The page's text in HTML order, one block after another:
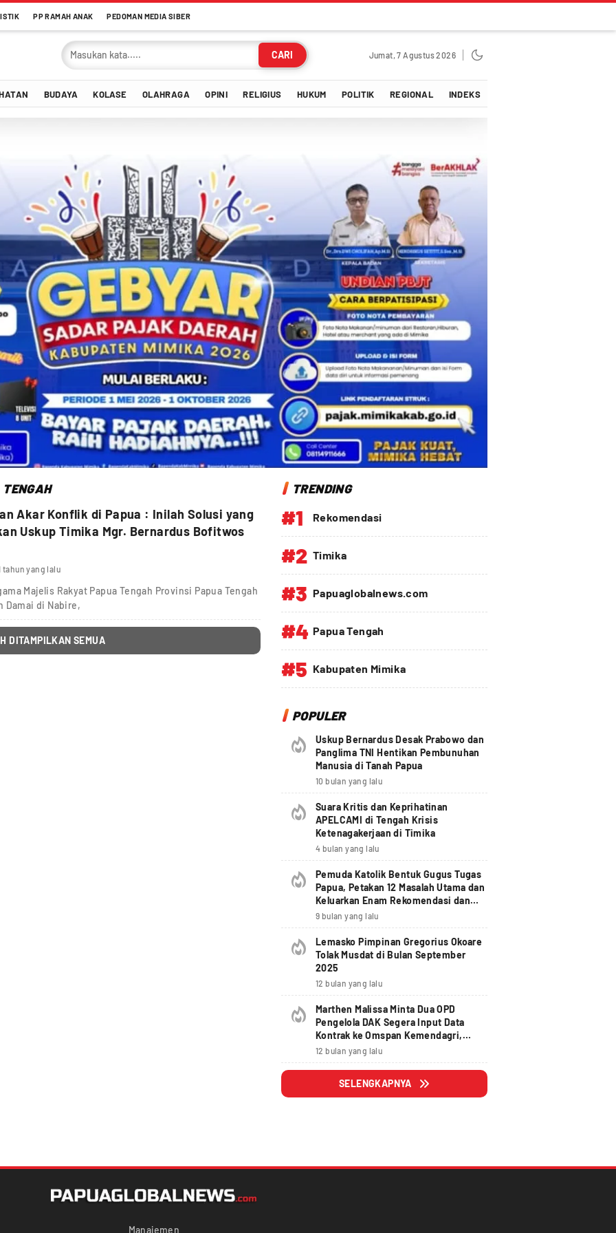
PP RAMAH ANAK PEDOMAN MEDIA SIBER
CARI Jumat, 7 Agustus 2026
BUDAYA KOLASE OLAHRAGA OPINI RELIGIUS HUKUM POLITIK REGIONAL INDEKS
Akar Konflik di Papua : Inilah Solusi yang
Uskup Timika Mgr. Bernardus Bofitwos
tahun yang lalu
Majelis Rakyat Papua Tengah Provinsi Papua Tengah
Damai di Nabire,
DITAMPILKAN SEMUA
TRENDING
#1 Rekomendasi
#2 Timika
#3 Papuaglobalnews.com
#4 Papua Tengah
#5 Kabupaten Mimika
POPULER
Uskup Bernardus Desak Prabowo dan
Panglima TNI Hentikan Pembunuhan
Manusia di Tanah Papua
10 bulan yang lalu
Suara Kritis dan Keprihatinan
APELCAMI di Tengah Krisis
Ketenagakerjaan di Timika
4 bulan yang lalu
Pemuda Katolik Bentuk Gugus Tugas
Papua, Petakan 12 Masalah Utama dan
Keluarkan Enam Rekomendasi dan
Seruan Moral Nasional
9 bulan yang lalu
Lemasko Pimpinan Gregorius Okoare
Tolak Musdat di Bulan September
2025
12 bulan yang lalu
Marthen Malissa Minta Dua OPD
Pengelola DAK Segera Input Data
Kontrak ke Omspan Kemendagri,
Lewat Tanggal 29 Agustus 2025
Hangus
12 bulan yang lalu
SELENGKAPNYA
Manajemen